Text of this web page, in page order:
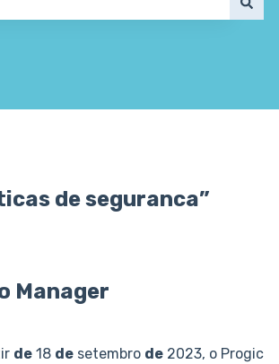
de seguranca”
Manager
de18 desetembro de2023, o Progic